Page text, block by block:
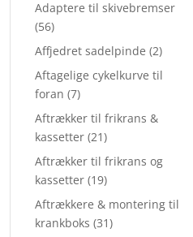
Adaptere til skivebremser
(56)
Affjedret sadelpinde (2)
Aftagelige cykelkurve til
foran (7)
Aftrækker til frikrans &
kassetter (21)
Aftrækker til frikrans og
kassetter (19)
Aftrækkere & montering til
krankboks (31)